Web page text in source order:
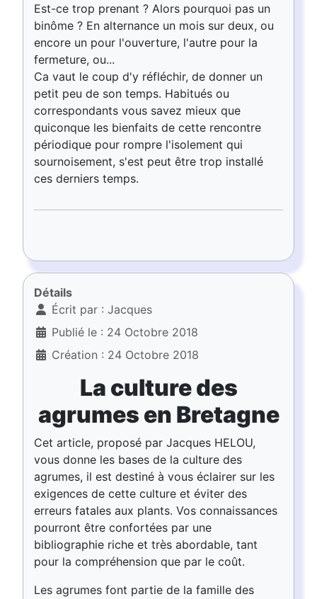
Est-ce trop prenant ? Alors pourquoi pas un
binôme ? En alternance un mois sur deux, ou
encore un pour l'ouverture, l'autre pour la
fermeture, ou...
Ca vaut le coup d'y réfléchir, de donner un
petit peu de son temps. Habitués ou
correspondants vous savez mieux que
quiconque les bienfaits de cette rencontre
périodique pour rompre l'isolement qui
sournoisement, s'est peut être trop installé
ces derniers temps.
Détails
Écrit par : Jacques
Publié le : 24 Octobre 2018
Création : 24 Octobre 2018
La culture des
agrumes en Bretagne
Cet article, proposé par Jacques HELOU,
vous donne les bases de la culture des
agrumes, il est destiné à vous éclairer sur les
exigences de cette culture et éviter des
erreurs fatales aux plants. Vos connaissances
pourront être confortées par une
bibliographie riche et très abordable, tant
pour la compréhension que par le coût.
Les agrumes font partie de la famille des